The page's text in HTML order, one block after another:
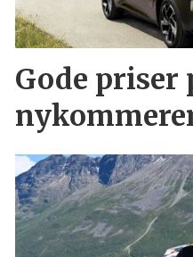
Gode priser